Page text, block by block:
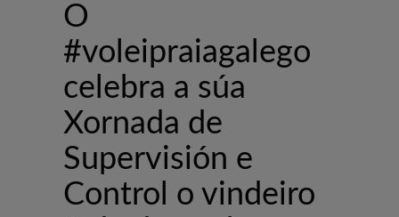
O
#voleipraiagalego
celebra a súa
Xornada de
Supervisión e
Control o vindeiro